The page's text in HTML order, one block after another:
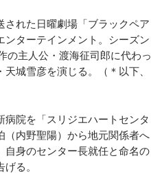
れた日曜劇場「ブラックペア
ンターテインメント。シーズン
の主人公・渡海征司郎に代わっ
城雪彦を演じる。（＊以下、
院を「スリジエハートセンタ
（内野聖陽）から地元関係者へ
自身のセンター長就任と命名の
る。